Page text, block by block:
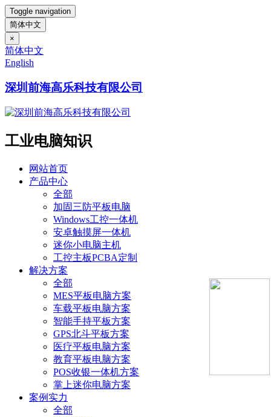
Toggle navigation
简体中文
×
简体中文
English
深圳前海高乐科技有限公司
工业电脑知识
网站首页
产品中心
全部
加固三防平板电脑
Windows工控一体机
安卓触摸屏一体机
迷你小电脑主机
工控主板PCBA定制
解决方案
全部
MES平板电脑方案
车载平板电脑方案
智能手持平板方案
GPS北斗平板方案
医疗平板电脑方案
教育平板电脑方案
POS收银一体机方案
掌上迷你电脑方案
案例实力
全部